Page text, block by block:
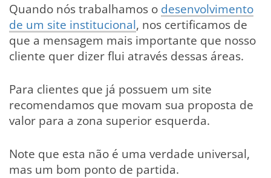
Quando nós trabalhamos o desenvolvimento
de um site institucional, nos certificamos de
que a mensagem mais importante que nosso
cliente quer dizer flui através dessas áreas.
Para clientes que já possuem um site
recomendamos que movam sua proposta de
valor para a zona superior esquerda.
Note que esta não é uma verdade universal,
mas um bom ponto de partida.